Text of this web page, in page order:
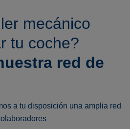
mecánico
tu coche?
red de
a tu disposición una amplia red